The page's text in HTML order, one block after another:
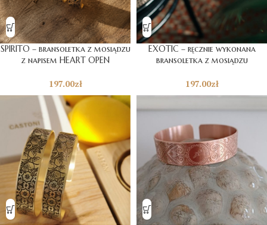
SPIRITO – bransoletka z mosiądzu
z napisem HEART OPEN
197.00zł
EXOTIC – ręcznie wykonana
bransoletka z mosiądzu
197.00zł